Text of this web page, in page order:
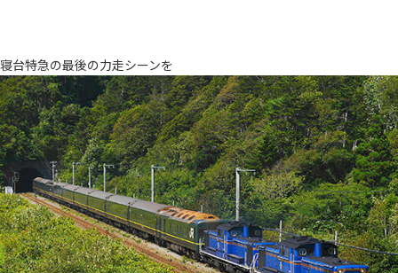
寝台特急の最後の力走シーンを